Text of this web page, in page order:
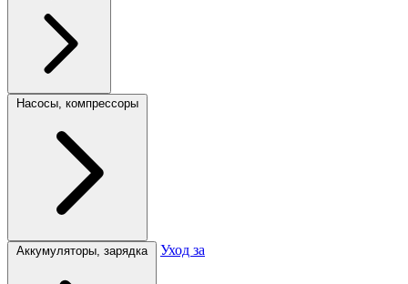
Насосы, компрессоры
Аккумуляторы, зарядка Уход за